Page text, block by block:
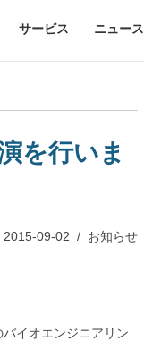
サービス ニュース
を行いま
2015-09-02 / お知らせ
イオエンジニアリン